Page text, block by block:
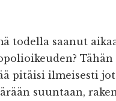
todella saanut
Tähän
pitäisi ilmeisesti
suuntaan,